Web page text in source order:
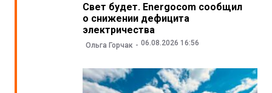
Свет будет. Energocom сообщил
о снижении дефицита
электричества
Ольга Горчак 06.08.2026 16:56